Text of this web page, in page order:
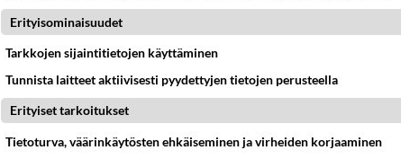
Erityisominaisuudet
Tarkkojen sijaintitietojen käyttäminen
Tunnista laitteet aktiivisesti pyydettyjen tietojen perusteella
Erityiset tarkoitukset
Tietoturva, väärinkäytösten ehkäiseminen ja virheiden korjaaminen